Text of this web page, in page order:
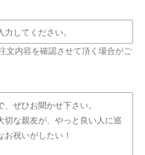
文内容を確認させて頂く場合がご